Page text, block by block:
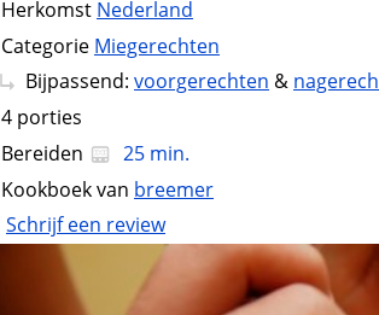
Herkomst Nederland
Categorie Miegerechten
Bijpassend: voorgerechten &
4 porties
Bereiden
25 min.
Kookboek van breemer
Schrijf een review